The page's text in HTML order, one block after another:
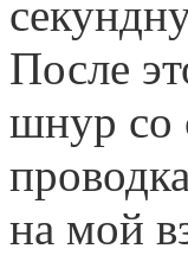
После
шнур со
на мой